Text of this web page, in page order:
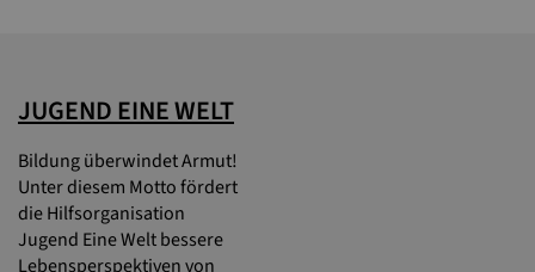
JUGEND EINE WELT
Bildung überwindet Armut!
Unter diesem Motto fördert
die Hilfsorganisation
Jugend Eine Welt bessere
Lebensperspektiven von